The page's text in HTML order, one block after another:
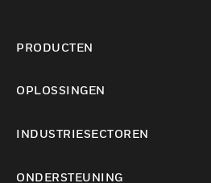
PRODUCTEN
OPLOSSINGEN
INDUSTRIESECTOREN
ONDERSTEUNING